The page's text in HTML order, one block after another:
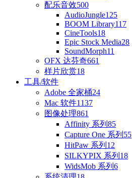
配乐音效500
AudioJungle125
BOOM Library117
CineTools18
Epic Stock Media28
SoundMorph11
OFX 达芬奇661
样片欣赏18
工具/软件
Adobe 全家桶24
Mac 软件1137
图像处理861
Affinity 系列 85
Capture One 系列 55
HitPaw 系列 12
SILKYPIX 系列 18
WidsMob 系列 6